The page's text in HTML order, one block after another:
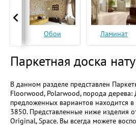
Обои Ламинат
Паркетная доска
В данном разделе представлен
Floorwood, Polarwood, порода дерева:
предложенных вариантов находится
3850. Представленные ниже изделия
Original, Space. Вы всегда можете